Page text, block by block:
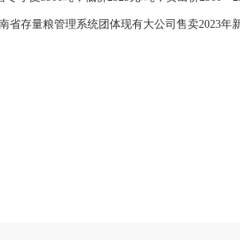
存量粮管理系统团体现有大公司售卖2023年